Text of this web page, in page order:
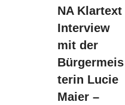
NA Klartext
Interview
mit der
Bürgermeis
terin Lucie
Maier –